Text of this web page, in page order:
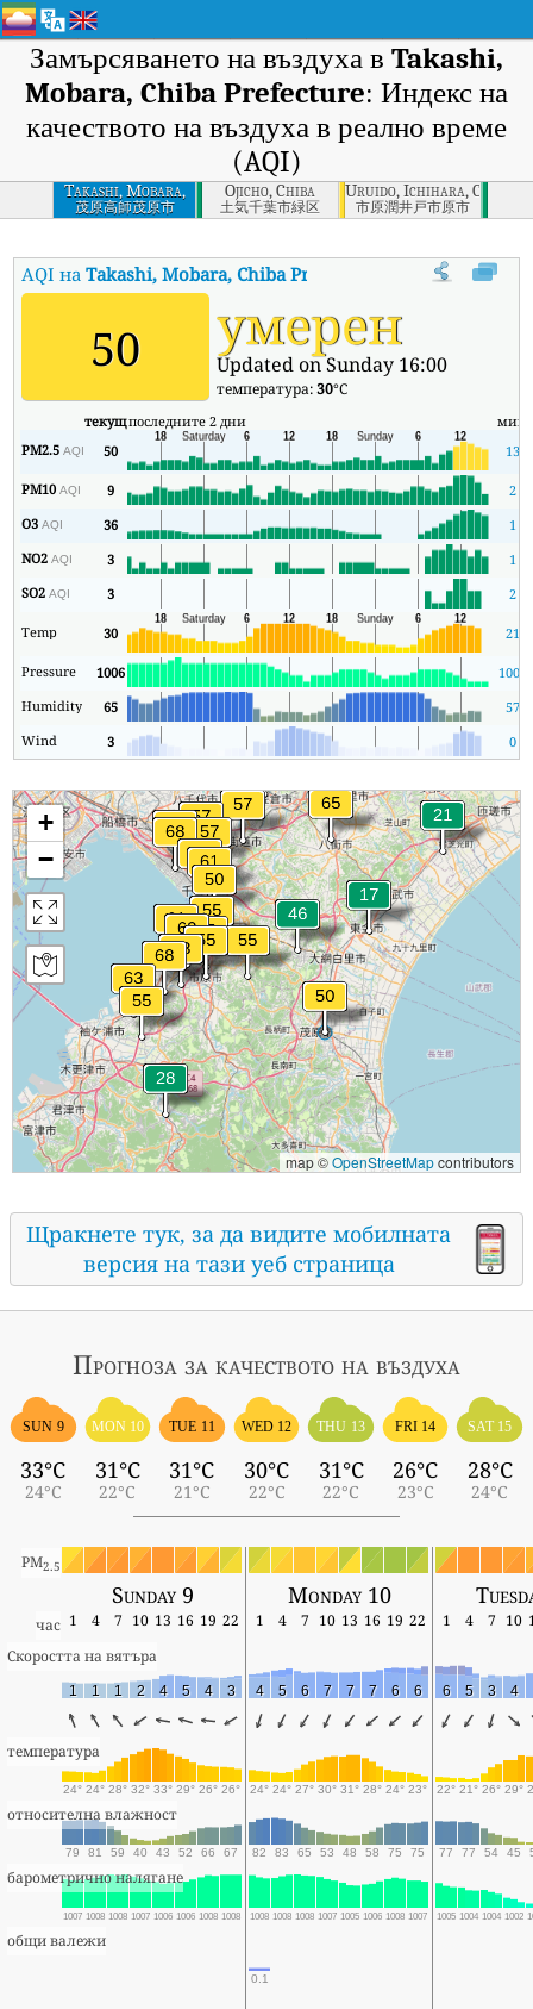
Замърсяването на въздуха в Takashi,
Mobara, Chiba Prefecture: Индекс на
качеството на въздуха в реално време
(AQI)
Takashi, Mobara,
Chiba Prefecture
茂原高師茂原市
Ojicho, Chiba
土気千葉市緑区
Uruido, Ichihara, Chiba
市原潤井戸市原市
AQI наTakashi, Mobara, Chiba Prefecture Индекс на
50 умерен
Updated on Sunday 16:00
температура:30°C
текущпоследните 2 дни мин
PM2.5AQI 50 13
PM10AQI 9
2
O3AQI 36
1
NO2AQI 3
1
SO2AQI 3 2
Temp 30 21
Pressure 1006 1006
Humidity
65
57
Wind
3 0
+
−
map ©OpenStreetMapcontributors
Щракнете тук, за да видите мобилната
версия на тази уеб страница
Прогноза за качеството на въздуха
SUN 9
33°C
24°C
MON 10
31°C
22°C
TUE 11
31°C
21°C
WED 12
30°C
22°C
THU 13
31°C
22°C
FRI 14
26°C
23°C
SAT 15
28°C
24°C
PM2.5
Sunday 9 Monday 10
час 1 4 7 10 13 16 19 22 1 4 7 10 13 16 19 22 1 4 7 10
Скоростта на вятъра
1 1 1 2 4 5 4 3 4 5 6 7 7 7 6 6 6 5 3 4
температура
24° 24° 28° 32° 33° 29° 26° 26° 24° 24° 27° 30° 31° 28° 24° 23° 22° 21° 26° 29°
относителна влажност
79 81 59 40 43 52 66 67 82 83 65 53 48 58 75 75 77 77 54 45
барометрично налягане
1007 1008 1008 1007 1006 1006 1008 1008 1008 1008 1008 1007 1005 1006 1008 1007 1005 1004 1004 1002
общи валежи
0.1